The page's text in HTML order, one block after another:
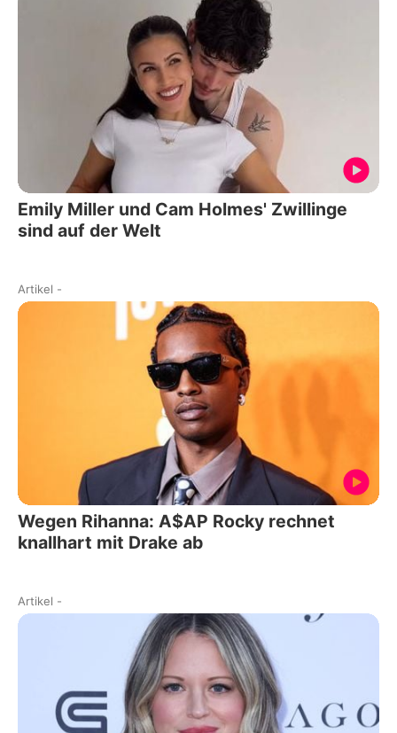
Emily Miller und Cam Holmes' Zwillinge
sind auf der Welt
Artikel -
Wegen Rihanna: A$AP Rocky rechnet
knallhart mit Drake ab
Artikel -